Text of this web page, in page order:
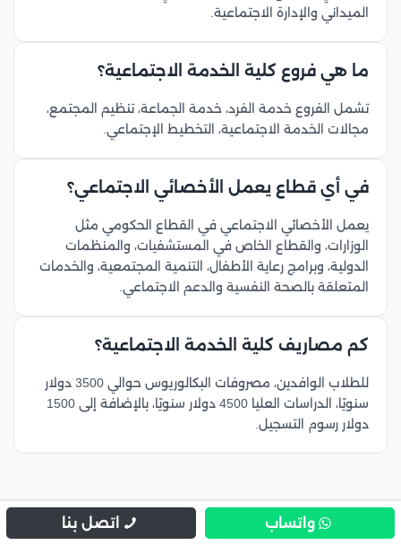
الميداني والإدارة الاجتماعية.
ما هي فروع كلية الخدمة الاجتماعية؟
تشمل الفروع خدمة الفرد، خدمة الجماعة، تنظيم المجتمع،
مجالات الخدمة الاجتماعية، التخطيط الإجتماعي.
في أي قطاع يعمل الأخصائي الاجتماعي؟
يعمل الأخصائي الاجتماعي في القطاع الحكومي مثل
الوزارات، والقطاع الخاص في المستشفيات، والمنظمات
الدولية، وبرامج رعاية الأطفال، التنمية المجتمعية، والخدمات
المتعلقة بالصحة النفسية والدعم الاجتماعي.
كم مصاريف كلية الخدمة الاجتماعية؟
للطلاب الوافدين، مصروفات البكالوريوس حوالي 3500 دولار
سنويًا، الدراسات العليا 4500 دولار سنويًا، بالإضافة إلى 1500
دولار رسوم التسجيل.
واتساب اتصل بنا